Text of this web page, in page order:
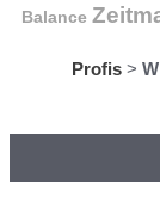
Balance
Profis >